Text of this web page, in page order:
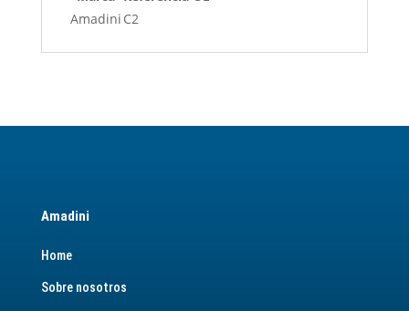
Amadini C2
Amadini
Home
Sobre nosotros